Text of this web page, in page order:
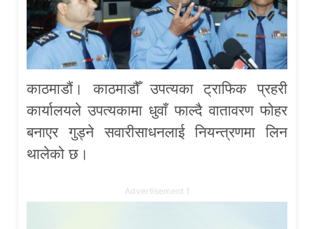
काठमाडौं। काठमाडौँ उपत्यका ट्राफिक प्रहरी
कार्यालयले उपत्यकामा धुवाँ फाल्दै वातावरण फोहर
बनाएर गुड्ने सवारीसाधनलाई नियन्त्रणमा लिन
थालेको छ।
Advertisement 1